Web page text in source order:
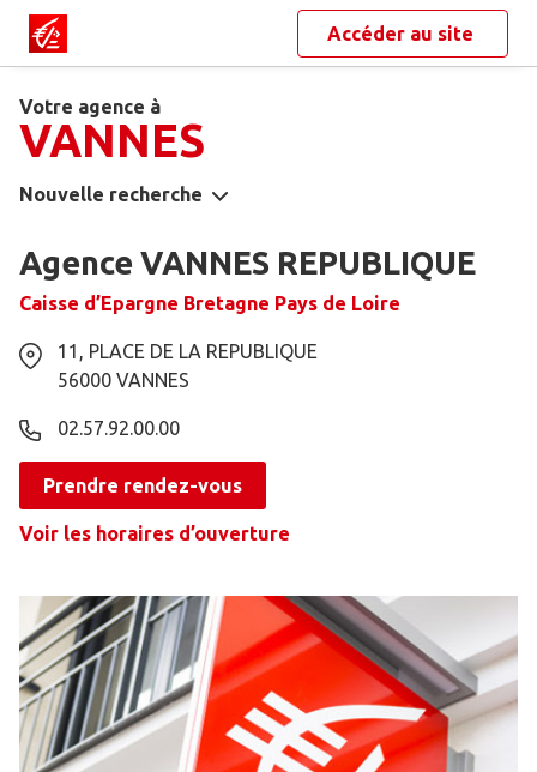
Accéder au site
Votre agence à
VANNES
Nouvelle recherche
Agence VANNES REPUBLIQUE
Caisse d’Epargne Bretagne Pays de Loire
11, PLACE DE LA REPUBLIQUE
56000 VANNES
02.57.92.00.00
Prendre rendez-vous
Voir les horaires d’ouverture